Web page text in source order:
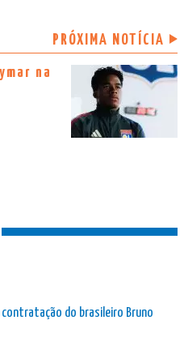
PRÓXIMA NOTÍCIA
na
contratação do brasileiro Bruno